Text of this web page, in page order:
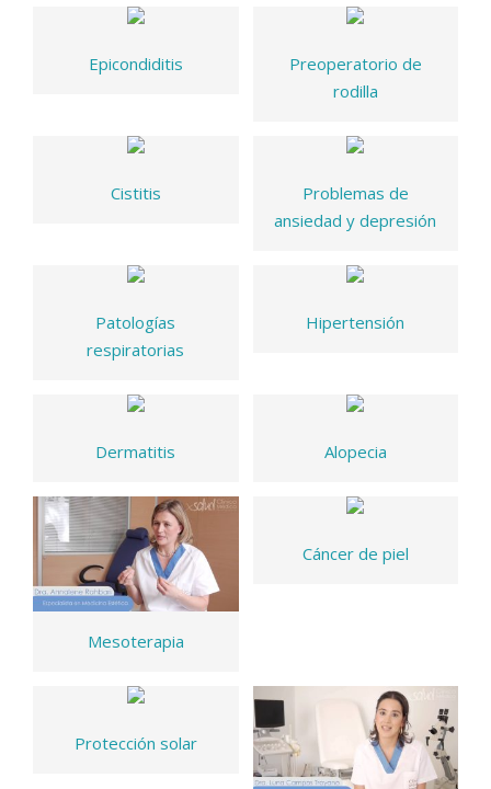
Epicondiditis
Preoperatorio de
rodilla
Cistitis
Problemas de
ansiedad y depresión
Patologías
respiratorias
Hipertensión
Dermatitis Alopecia
Mesoterapia
Cáncer de piel
Protección solar